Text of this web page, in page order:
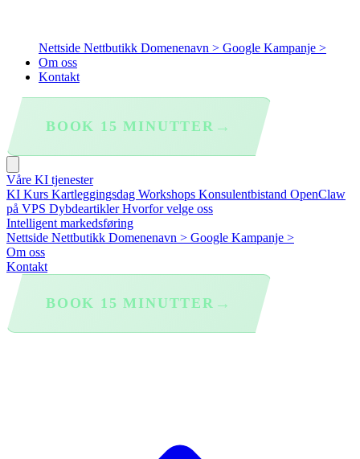
Nettside Nettbutikk Domenenavn > Google Kampanje >
Om oss
Kontakt
BOOK 15 MINUTTER →
Våre KI tjenester
KI Kurs Kartleggingsdag Workshops Konsulentbistand OpenClaw
på VPS DybdeartiklerHvorfor velge oss
Intelligent markedsføring
Nettside Nettbutikk Domenenavn > Google Kampanje >
Om oss
Kontakt
BOOK 15 MINUTTER →